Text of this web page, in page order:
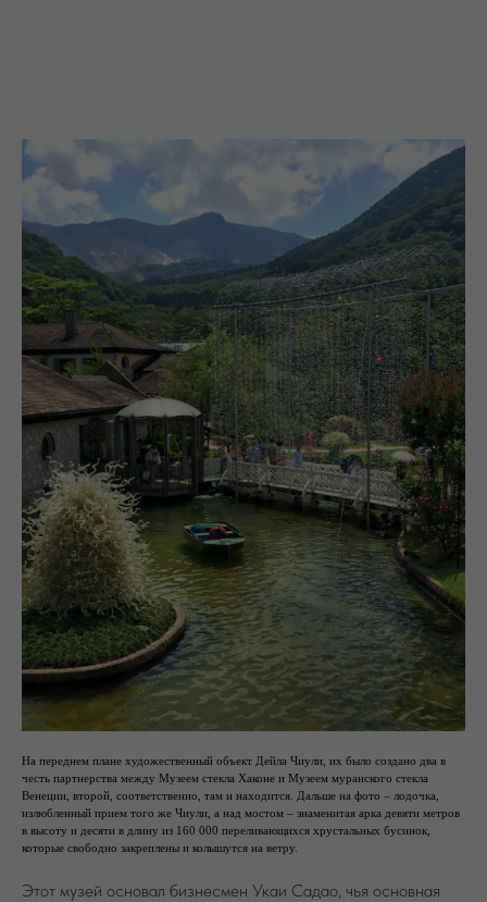
На переднем плане художественный объект Дейла Чиули, их было создано два в
честь партнерства между Музеем стекла Хаконе и Музеем муранского стекла
Венеции, второй, соответственно, там и находится. Дальше на фото – лодочка,
излюбленный прием того же Чиули, а над мостом – знаменитая арка девяти метров
в высоту и десяти в длину из 160 000 переливающихся хрустальных бусинок,
которые свободно закреплены и колышутся на ветру.
Этот музей основал бизнесмен Укаи Садао, чья основная